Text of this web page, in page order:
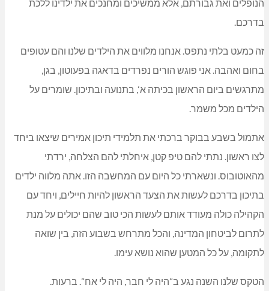
הנופלים ואת גבורתם, אלא ממשיכים ומחנכים את ילדינו ללכת
בדרכם.
זה כמעט בלתי נתפס. אנחנו מלווים את הילדים שלנו והם עטופים
בחום ואהבה. אני פוגש הורים נפרדים בדאגה בפעוטון, בגן,
מתרגשים ביום הראשון בכיתה א‘, בתנועה ובתיכון. שומרים על
הילדים מכל משמר.
אתמול בשבע בבוקר ברכתי את תלמידי תיכון אמירים שיצאו ביחד
לצו ראשון. נתתי להם טיפ קטן, איחלתי להם הצלחה, ירדתי
מהאוטובוס. ונשארתי כל היום עם המחשבה הזו. אתה מלווה ילדים
בתיכון בדרכם לעשות את הצעד הראשון להיות חיילים, ויחד עם
הקהילה כולה מעודד אותם לעשות הכי טוב שהם יכולים על מנת
לתרום לביטחון המדינה, והכל מתרחש בשבוע הזה, בין שואה
לתקומה, על כל המטען שהוא נושא עימו.
הטקס שלנו השנה נגע ב“היה לי חבר, היה לי אח“. ברעות.